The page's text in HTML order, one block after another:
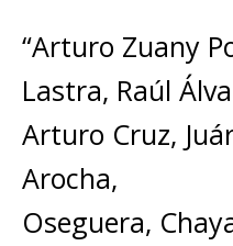
“Arturo Zuany
Lastra, Raúl
Arturo Cruz,
Arocha,
Oseguera,